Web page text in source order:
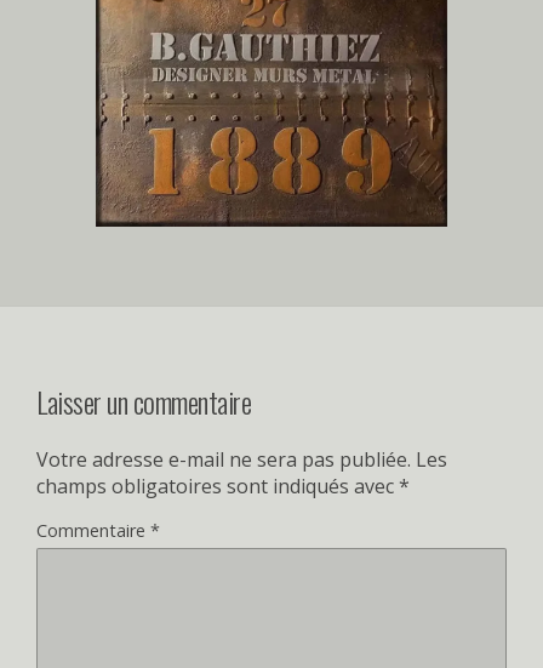
Laisser un commentaire
Votre adresse e-mail ne sera pas publiée. Les
champs obligatoires sont indiqués avec*
Commentaire *